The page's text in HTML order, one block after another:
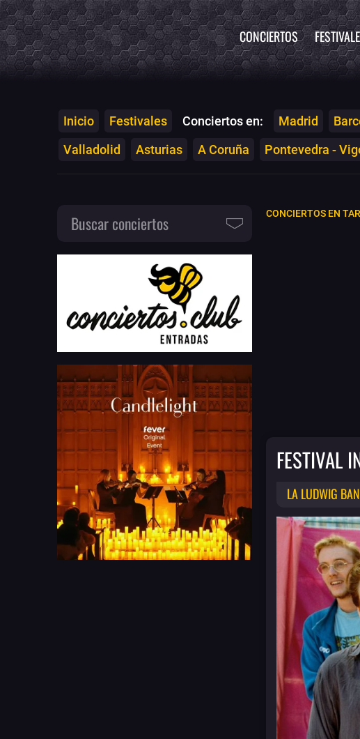
CONCIERTOS
Inicio Festivales Conciertos en: Madrid
Valladolid
Asturias A Coruña Pontevedra -
CONCIERTOS EN
FESTIVAL
LA LUDWIG
Buscar conciertos